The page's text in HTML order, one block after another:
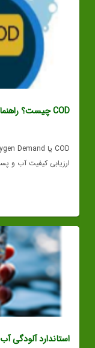
COD چیست؟ راهنمای کامل اکسیژن مورد نیاز...
ارزیابی کیفیت آب و
استاندارد آلودگی